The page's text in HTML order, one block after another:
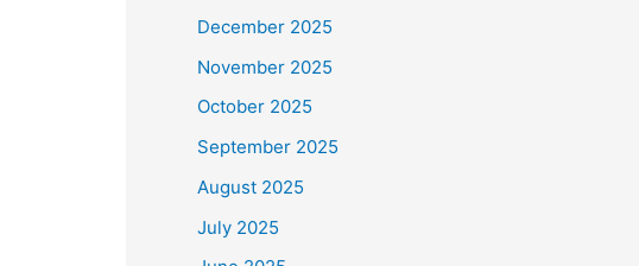
December 2025
November 2025
October 2025
September 2025
August 2025
July 2025